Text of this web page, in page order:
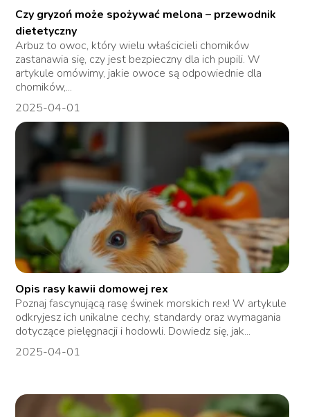
Czy gryzoń może spożywać melona – przewodnik
dietetyczny
Arbuz to owoc, który wielu właścicieli chomików
zastanawia się, czy jest bezpieczny dla ich pupili. W
artykule omówimy, jakie owoce są odpowiednie dla
chomików,...
2025-04-01
Opis rasy kawii domowej rex
Poznaj fascynującą rasę świnek morskich rex! W artykule
odkryjesz ich unikalne cechy, standardy oraz wymagania
dotyczące pielęgnacji i hodowli. Dowiedz się, jak...
2025-04-01